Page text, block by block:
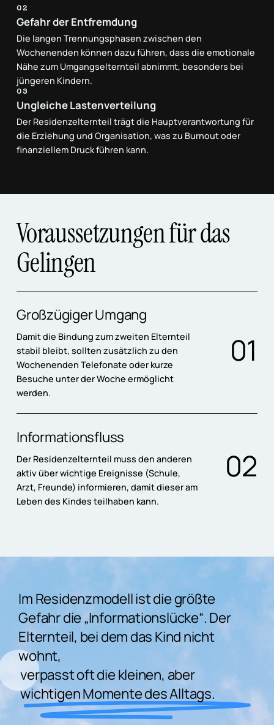
02
Gefahr der Entfremdung
Die langen Trennungsphasen zwischen den
Wochenenden können dazu führen, dass die emotionale
Nähe zum Umgangselternteil abnimmt, besonders bei
jüngeren Kindern.
03
Ungleiche Lastenverteilung
Der Residenzelternteil trägt die Hauptverantwortung für
die Erziehung und Organisation, was zu Burnout oder
finanziellem Druck führen kann.
Voraussetzungen für das
Gelingen
Großzügiger Umgang
Damit die Bindung zum zweiten Elternteil
stabil bleibt, sollten zusätzlich zu den
Wochenenden Telefonate oder kurze
Besuche unter der Woche ermöglicht
werden.
01
Informationsfluss
Der Residenzelternteil muss den anderen
aktiv über wichtige Ereignisse (Schule,
Arzt, Freunde) informieren, damit dieser am
Leben des Kindes teilhaben kann.
02
Im Residenzmodell ist die größte
Gefahr die „Informationslücke“. Der
Elternteil, bei dem das Kind nicht
wohnt,
verpasst oft die kleinen, aber
wichtigen Momente des Alltags.